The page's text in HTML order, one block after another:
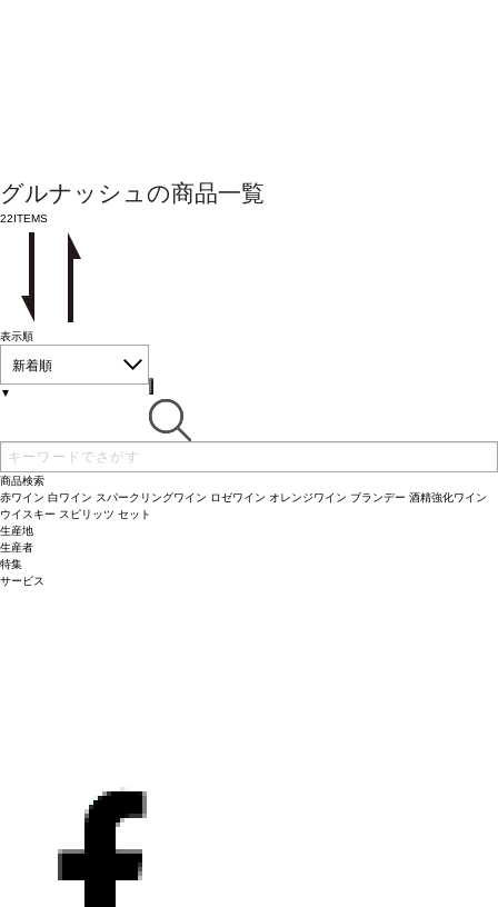
グルナッシュの商品一覧
22ITEMS
表示順
新着順
▼
商品検索
赤ワイン 白ワイン スパークリングワイン ロゼワイン オレンジワイン ブランデー 酒精強化ワイン
ウイスキー スピリッツ セット
生産地
生産者
特集
サービス